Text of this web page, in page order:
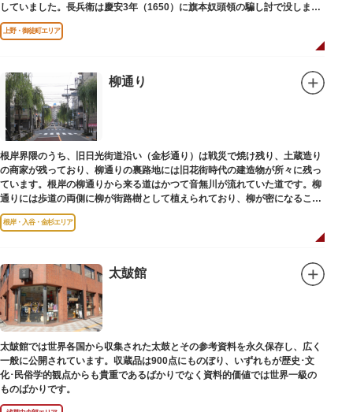
していました。長兵衛は慶安3年（1650）に旗本奴頭領の騙し討で没しまし
た。お墓は源空寺（げんくうじ）にあります。
上野・御徒町エリア
柳通り
根岸界隈のうち、旧日光街道沿い（金杉通り）は戦災で焼け残り、土蔵造り
の商家が残っており、柳通りの裏路地には旧花街時代の建造物が所々に残っ
ています。根岸の柳通りから来る道はかつて音無川が流れていた道です。柳
通りには歩道の両側に柳が街路樹として植えられており、柳が密になるこの
通りがかつて花街のあった界隈です。
根岸・入谷・金杉エリア
太皷館
太皷館では世界各国から収集された太鼓とその参考資料を永久保存し、広く
一般に公開されています。収蔵品は900点にものぼり、いずれもが歴史･文
化･民俗学的観点からも貴重であるばかりでなく資料的価値では世界一級の
ものばかりです。